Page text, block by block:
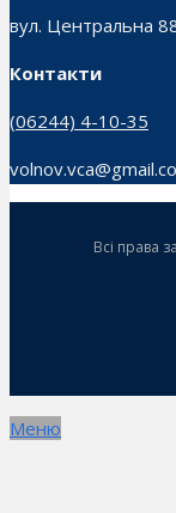
вул. Центральна
Контакти
(06244) 4-10-35
Всі права
Меню